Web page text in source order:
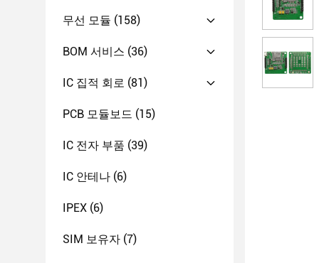
무선 모듈 (158)
BOM 서비스 (36)
IC 집적 회로 (81)
PCB 모듈보드 (15)
IC 전자 부품 (39)
IC 안테나 (6)
IPEX (6)
SIM 보유자 (7)